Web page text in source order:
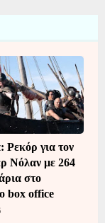
Ρεκόρ για τον
Νόλαν με 264
στο
box office